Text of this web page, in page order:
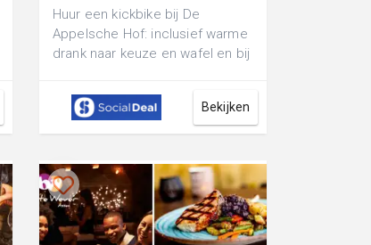
Huur een kickbike bij De
Appelsche Hof: inclusief warme
drank naar keuze en wafel en bij
heerl...
Bekijken